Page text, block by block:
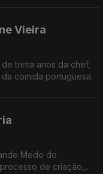
Vieira
trinta anos da chef,
comida portuguesa.
Medo do
de criação,